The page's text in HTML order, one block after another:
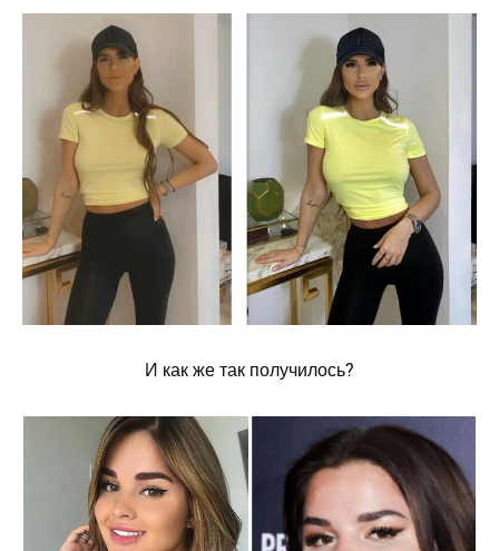
И как же так получилось?